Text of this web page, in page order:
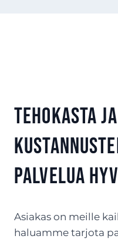
Tehokasta ja
palvelua
Asiakas on meille
haluamme tarjota